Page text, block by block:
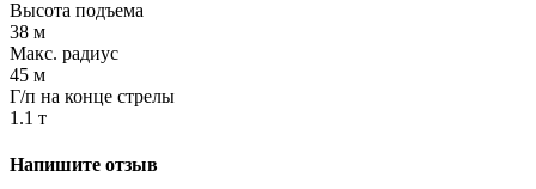
Высота подъема
38 м
Макс. радиус
45 м
Г/п на конце стрелы
1.1 т
Напишите отзыв